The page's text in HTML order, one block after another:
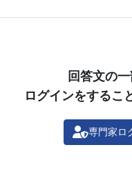
回答文の
ログインをするこ
専門家ロ